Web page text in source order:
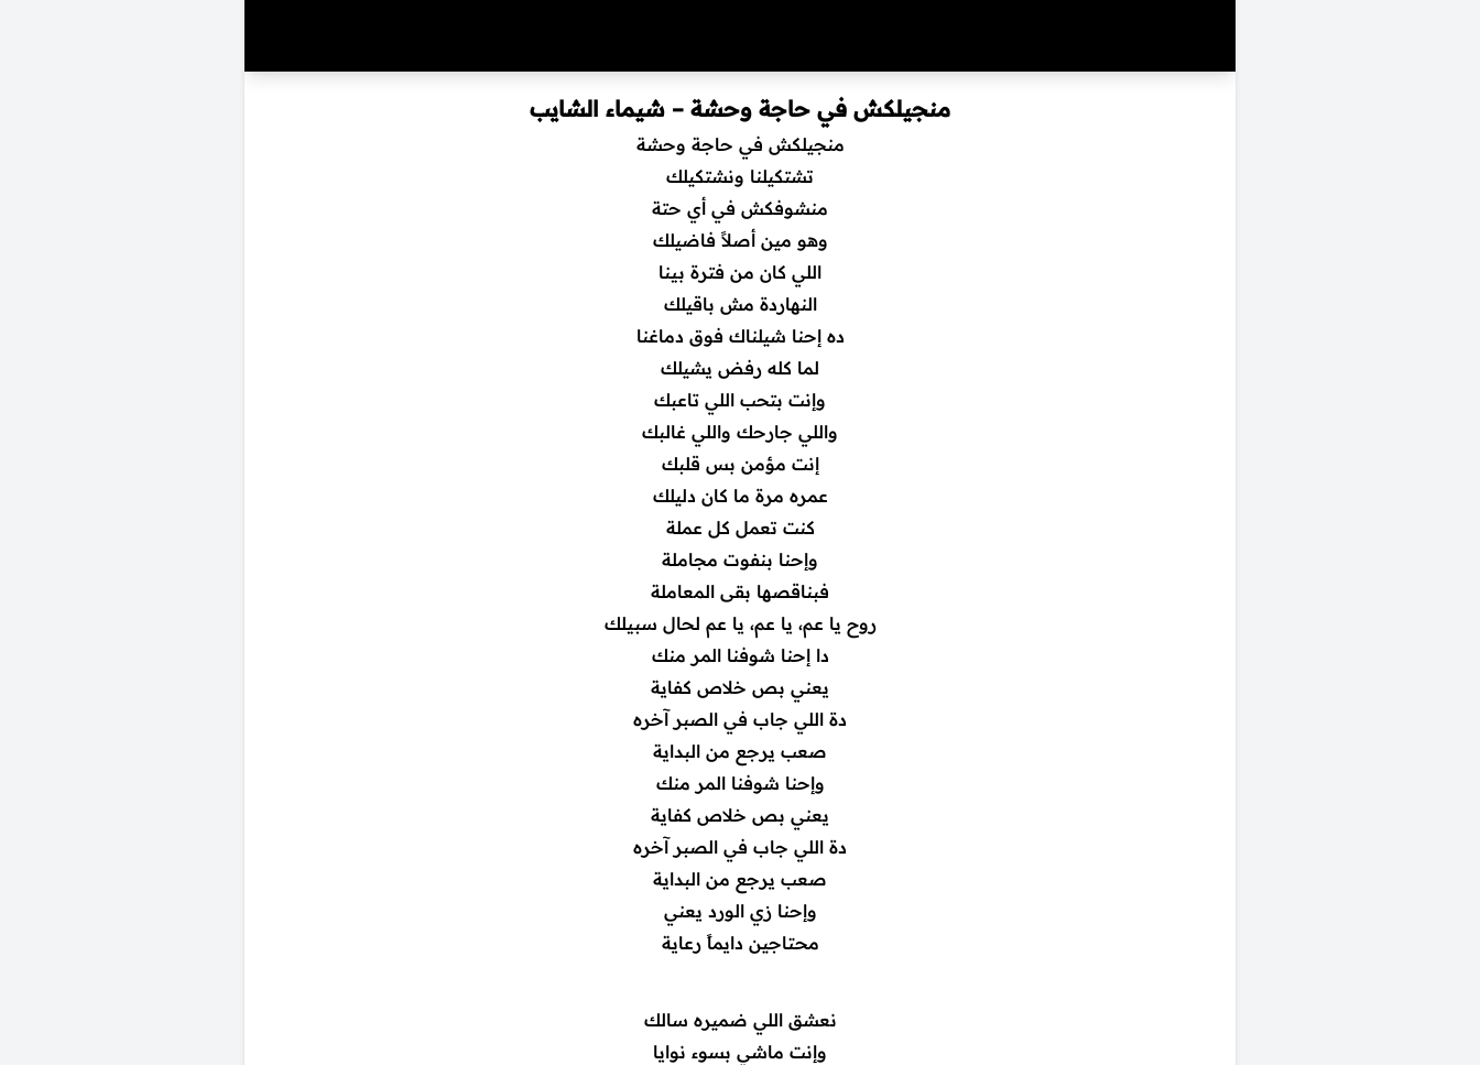
منجيلكش في حاجة وحشة – شيماء الشايب
منجيلكش في حاجة وحشة
تشتكيلنا ونشتكيلك
منشوفكش في أي حتة
وهو مين أصلاً فاضيلك
اللي كان من فترة بينا
النهاردة مش باقيلك
ده إحنا شيلناك فوق دماغنا
لما كله رفض يشيلك
وإنت بتحب اللي تاعبك
واللي جارحك واللي غالبك
إنت مؤمن بس قلبك
عمره مرة ما كان دليلك
كنت تعمل كل عملة
وإحنا بنفوت مجاملة
فبناقصها بقى المعاملة
روح يا عم، يا عم، يا عم لحال سبيلك
دا إحنا شوفنا المر منك
يعني بص خلاص كفاية
دة اللي جاب في الصبر آخره
صعب يرجع من البداية
وإحنا شوفنا المر منك
يعني بص خلاص كفاية
دة اللي جاب في الصبر آخره
صعب يرجع من البداية
وإحنا زي الورد يعني
محتاجين دايماً رعاية
نعشق اللي ضميره سالك
وإنت ماشي بسوء نوايا